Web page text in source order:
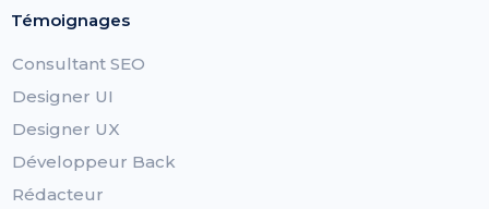
Témoignages
Consultant SEO
Designer UI
Designer UX
Développeur Back
Rédacteur